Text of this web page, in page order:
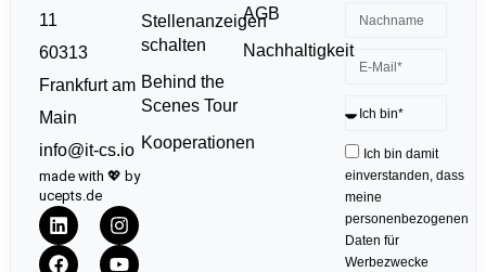
11
60313
Frankfurt am
Main
info@it-cs.io
made with 💖 by
ucepts.de
Stellenanzeigen
schalten
Behind the
Scenes Tour
Kooperationen
AGB
Nachhaltigkeit
Ich bin damit
einverstanden, dass
meine
personenbezogenen
Daten für
Werbezwecke